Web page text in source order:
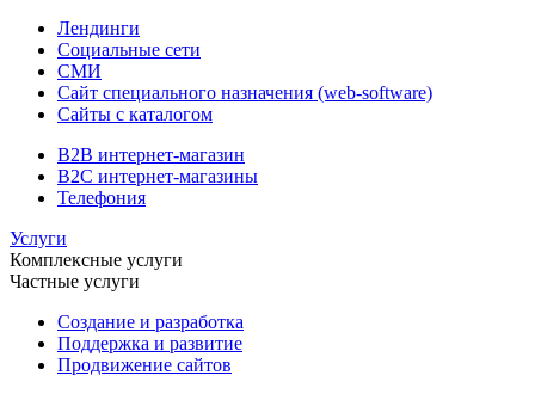
Лендинги
Социальные сети
СМИ
Сайт специального назначения (web-software)
Сайты с каталогом
B2B интернет-магазин
B2C интернет-магазины
Телефония
Услуги
Комплексные услуги
Частные услуги
Создание и разработка
Поддержка и развитие
Продвижение сайтов